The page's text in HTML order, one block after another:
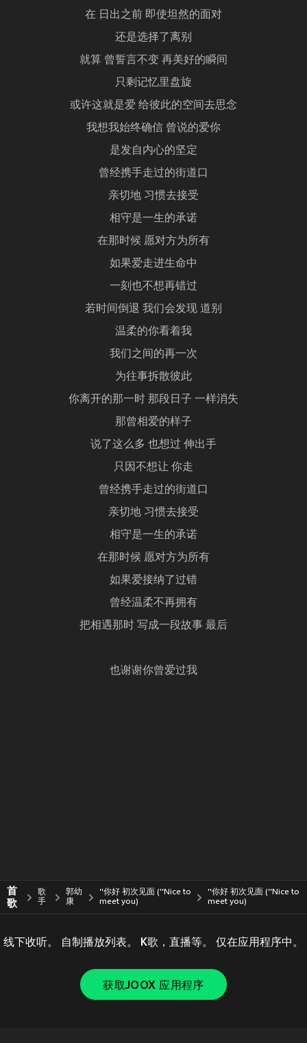
在 日出之前 即使坦然的面对
还是选择了离别
就算 曾誓言不变 再美好的瞬间
只剩记忆里盘旋
或许这就是爱 给彼此的空间去思念
我想我始终确信 曾说的爱你
是发自内心的坚定
曾经携手走过的街道口
亲切地 习惯去接受
相守是一生的承诺
在那时候 愿对方为所有
如果爱走进生命中
一刻也不想再错过
若时间倒退 我们会发现 道别
温柔的你看着我
我们之间的再一次
为往事拆散彼此
你离开的那一时 那段日子 一样消失
那曾相爱的样子
说了这么多 也想过 伸出手
只因不想让 你走
曾经携手走过的街道口
亲切地 习惯去接受
相守是一生的承诺
在那时候 愿对方为所有
如果爱接纳了过错
曾经温柔不再拥有
把相遇那时 写成一段故事 最后
也谢谢你曾爱过我
首
歌
歌
手
郭幼
康
''你好 初次见面 (''Nice to
meet you)
''你好 初次见面 (''Nice to
meet you)
线下收听。 自制播放列表。 K歌，直播等。 仅在应用程序中。
获取JOOX 应用程序